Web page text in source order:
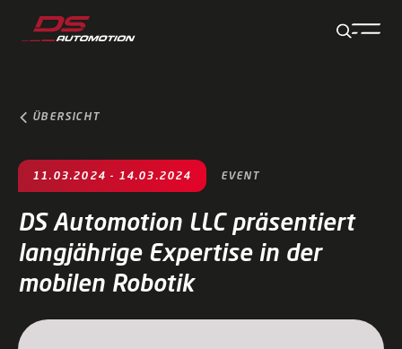
Zum Hauptinhalt springen
Zum Footer springen
Zum Ende der Navigation springen
Zum Beginn der Navigation springen
ÜBERSICHT
11.03.2024 - 14.03.2024 EVENT
DS Automotion LLC präsentiert
langjährige Expertise in der
mobilen Robotik